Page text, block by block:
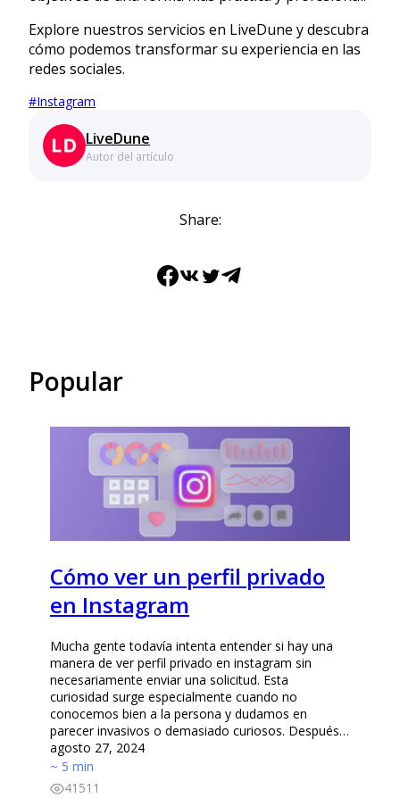
Explore nuestros servicios en LiveDune y descubra
cómo podemos transformar su experiencia en las
redes sociales.
#Instagram
Autor del artículo
LiveDune
Share:
Facebook
VKTwitter
Telegram
Popular
Cómo ver un perfil privado
en Instagram
Mucha gente todavía intenta entender si hay una
manera de ver perfil privado en instagram sin
necesariamente enviar una solicitud. Esta
curiosidad surge especialmente cuando no
conocemos bien a la persona y dudamos en
parecer invasivos o demasiado curiosos. Después…
agosto 27, 2024
~ 5 min
41511